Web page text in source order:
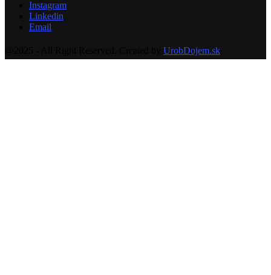
Instagram
Linkedin
Email
UrobDojem.sk